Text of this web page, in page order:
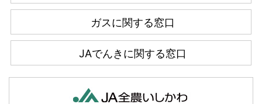
ガスに関する窓口
JAでんきに関する窓口